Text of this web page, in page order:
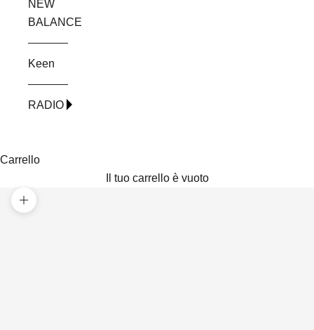
NEW
BALANCE
Keen
RADIO
Carrello
Il tuo carrello è vuoto
Ingrandisci immagine